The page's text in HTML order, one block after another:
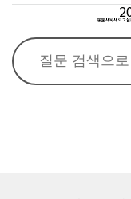
동물사육사 되고싶